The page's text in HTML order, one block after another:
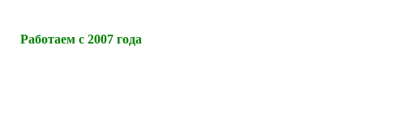
Работаем с 2007 года